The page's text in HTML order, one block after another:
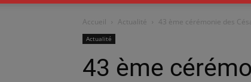
Accueil Actualité 43 ème cérémonie des
Actualité
43 ème